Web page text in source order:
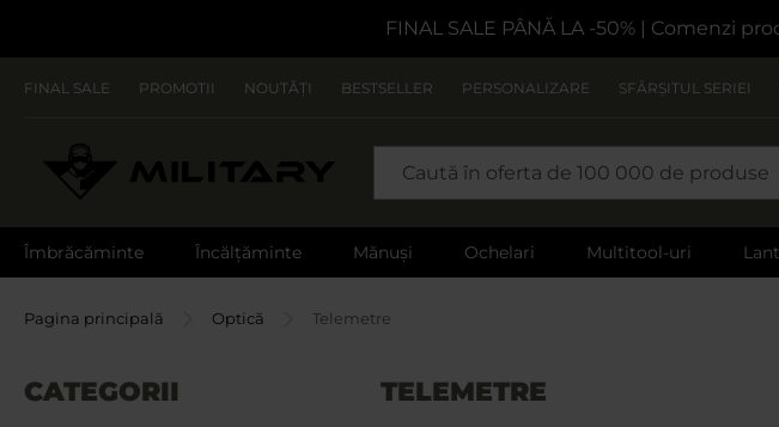
FINAL SALE PÂNĂ LA -50% | Comenzi
FINAL SALE PROMOTII NOUTĂȚI BESTSELLER PERSONALIZARE SFÂRȘITUL SERIEI
Îmbrăcăminte Încălțăminte Mănuși Ochelari Multitool-uri
Pagina principală Optică Telemetre
TELEMETRE
CATEGORII